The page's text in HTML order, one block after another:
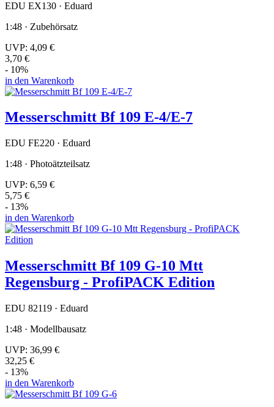
EDU EX130 · Eduard
1:48 · Zubehörsatz
UVP: 4,09 €
3,70 €
- 10%
in den Warenkorb
Messerschmitt Bf 109 E-4/E-7
EDU FE220 · Eduard
1:48 · Photoätzteilsatz
UVP: 6,59 €
5,75 €
- 13%
in den Warenkorb
Messerschmitt Bf 109 G-10 Mtt
Regensburg - ProfiPACK Edition
EDU 82119 · Eduard
1:48 · Modellbausatz
UVP: 36,99 €
32,25 €
- 13%
in den Warenkorb